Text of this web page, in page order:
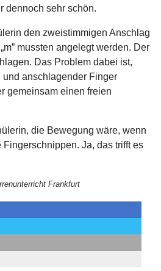
dennoch sehr schön.
den zweistimmigen Anschlag
mussten angelegt werden. Der
Das Problem dabei ist,
anschlagender Finger
gemeinsam einen freien
die Bewegung wäre, wenn
Fingerschnippen. Ja, das trifft es
Frankfurt